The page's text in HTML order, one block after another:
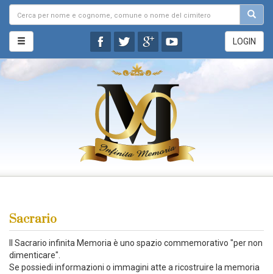
LOGIN
Sacrario
Il Sacrario infinita Memoria è uno spazio commemorativo "per non
dimenticare".
Se possiedi informazioni o immagini atte a ricostruire la memoria